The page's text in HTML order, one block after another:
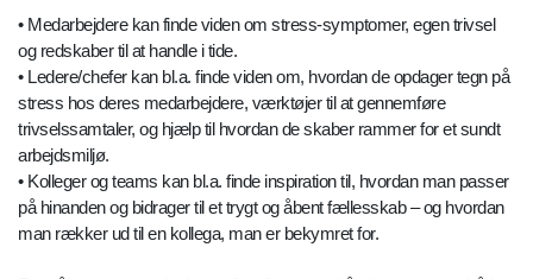
• Medarbejdere kan finde viden om stress-symptomer, egen trivsel
og redskaber til at handle i tide.
• Ledere/chefer kan bl.a. finde viden om, hvordan de opdager tegn på
stress hos deres medarbejdere, værktøjer til at gennemføre
trivselssamtaler, og hjælp til hvordan de skaber rammer for et sundt
arbejdsmiljø.
• Kolleger og teams kan bl.a. finde inspiration til, hvordan man passer
på hinanden og bidrager til et trygt og åbent fællesskab – og hvordan
man rækker ud til en kollega, man er bekymret for.